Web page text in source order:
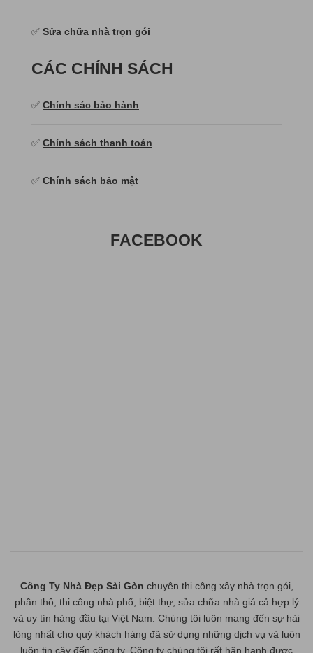
✅ Sửa chữa nhà trọn gói
CÁC CHÍNH SÁCH
✅ Chính sác bảo hành
✅ Chính sách thanh toán
✅ Chính sách bảo mật
FACEBOOK
Công Ty Nhà Đẹp Sài Gòn chuyên thi công xây nhà trọn gói,
phần thô, thi công nhà phố, biệt thự, sửa chữa nhà giá cả hợp lý
và uy tín hàng đầu tại Việt Nam. Chúng tôi luôn mang đến sự hài
lòng nhất cho quý khách hàng đã sử dụng những dịch vụ và luôn
luôn tin cậy đến công ty. Công ty chúng tôi rất hân hạnh được